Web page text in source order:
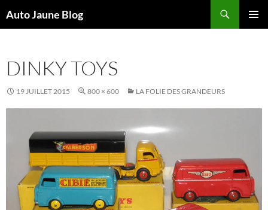
Auto Jaune Blog
DINKY TOYS
19 JUILLET 2015 800 × 600 LA FOLIE DES GRANDEURS